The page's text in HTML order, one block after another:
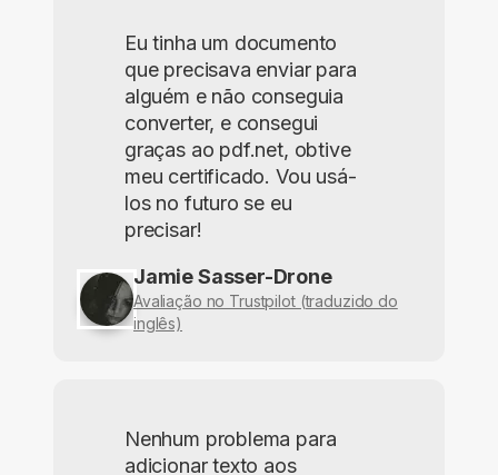
Eu tinha um documento
que precisava enviar para
alguém e não conseguia
converter, e consegui
graças ao pdf.net, obtive
meu certificado. Vou usá-
los no futuro se eu
precisar!
Jamie Sasser-Drone
Avaliação no Trustpilot (traduzido do
inglês)
Nenhum problema para
adicionar texto aos